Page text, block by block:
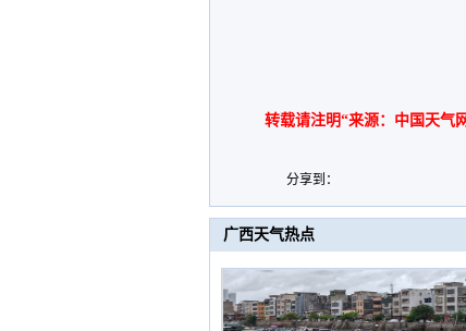
转载请注明“来源：中国天气
分享到：
广西天气热点